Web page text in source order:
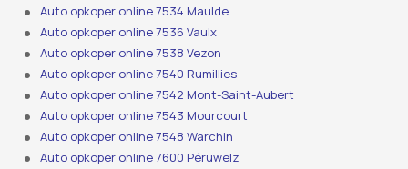
Auto opkoper online 7534 Maulde
Auto opkoper online 7536 Vaulx
Auto opkoper online 7538 Vezon
Auto opkoper online 7540 Rumillies
Auto opkoper online 7542 Mont-Saint-Aubert
Auto opkoper online 7543 Mourcourt
Auto opkoper online 7548 Warchin
Auto opkoper online 7600 Péruwelz